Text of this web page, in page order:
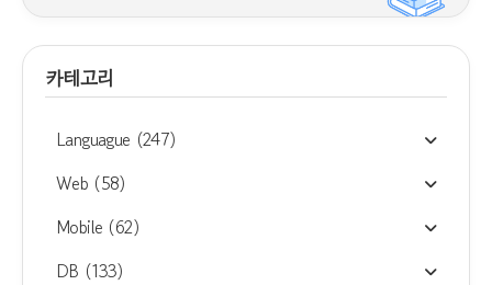
카테고리
Languague (247)
Web (58)
Mobile (62)
DB (133)